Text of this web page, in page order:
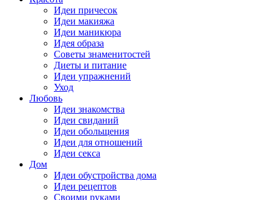
Идеи причесок
Идеи макияжа
Идеи маникюра
Идея образа
Советы знаменитостей
Диеты и питание
Идеи упражнений
Уход
Любовь
Идеи знакомства
Идеи свиданий
Идеи обольщения
Идеи для отношений
Идеи секса
Дом
Идеи обустройства дома
Идеи рецептов
Своими руками